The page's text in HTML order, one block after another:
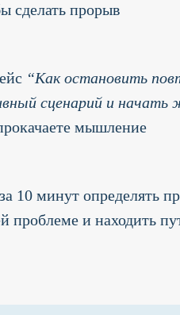
сделать прорыв
“Как остановить
сценарий и начать
мышление
10 минут определять
проблеме и находить